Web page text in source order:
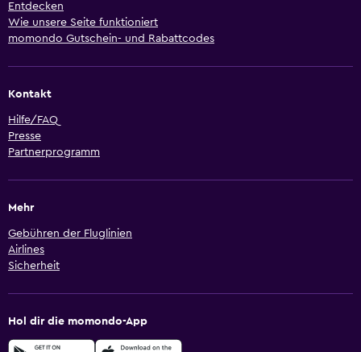
Entdecken
Wie unsere Seite funktioniert
momondo Gutschein- und Rabattcodes
Kontakt
Hilfe/FAQ
Presse
Partnerprogramm
Mehr
Gebühren der Fluglinien
Airlines
Sicherheit
Hol dir die momondo-App